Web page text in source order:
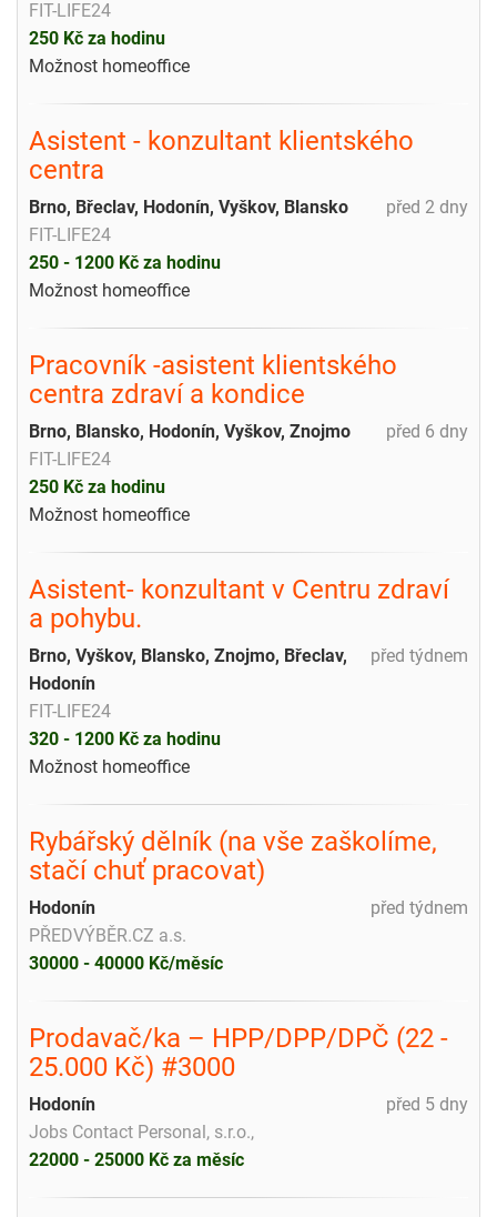
FIT-LIFE24
250 Kč za hodinu
Možnost homeoffice
Asistent - konzultant klientského
centra
před 2 dny
Brno, Břeclav, Hodonín, Vyškov, Blansko
FIT-LIFE24
250 - 1200 Kč za hodinu
Možnost homeoffice
Pracovník -asistent klientského
centra zdraví a kondice
před 6 dny
Brno, Blansko, Hodonín, Vyškov, Znojmo
FIT-LIFE24
250 Kč za hodinu
Možnost homeoffice
Asistent- konzultant v Centru zdraví
a pohybu.
před týdnem
Brno, Vyškov, Blansko, Znojmo, Břeclav,
Hodonín
FIT-LIFE24
320 - 1200 Kč za hodinu
Možnost homeoffice
Rybářský dělník (na vše zaškolíme,
stačí chuť pracovat)
před týdnem
Hodonín
PŘEDVÝBĚR.CZ a.s.
30000 - 40000 Kč/měsíc
Prodavač/ka – HPP/DPP/DPČ (22 -
25.000 Kč) #3000
před 5 dny
Hodonín
Jobs Contact Personal, s.r.o.,
22000 - 25000 Kč za měsíc